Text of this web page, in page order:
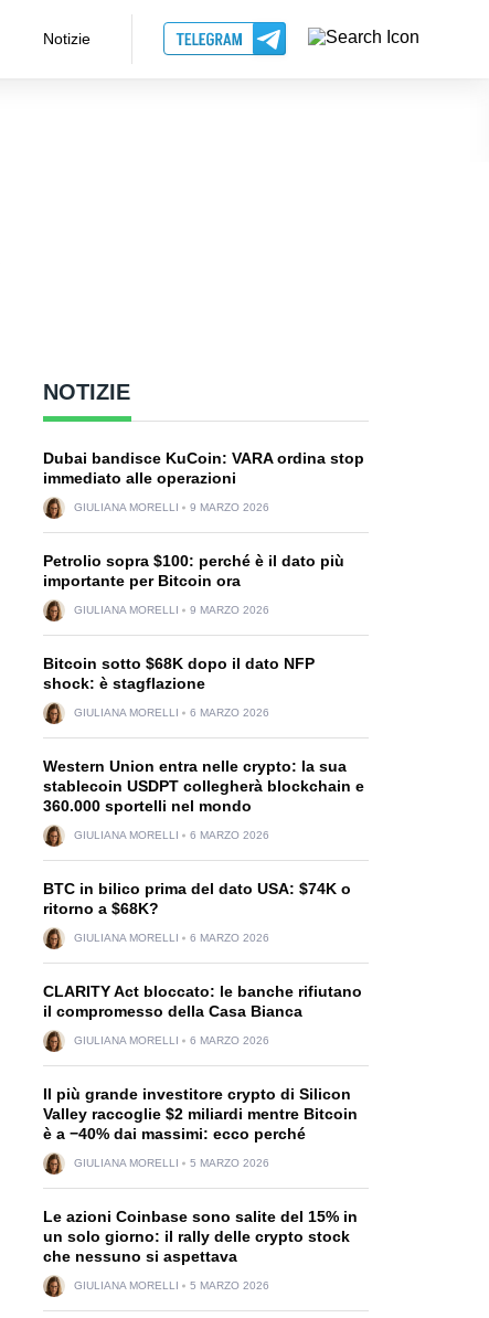
Notizie
NOTIZIE
Dubai bandisce KuCoin: VARA ordina stop
immediato alle operazioni
GIULIANA MORELLI 9 MARZO 2026
Petrolio sopra $100: perché è il dato più
importante per Bitcoin ora
GIULIANA MORELLI 9 MARZO 2026
Bitcoin sotto $68K dopo il dato NFP
shock: è stagflazione
GIULIANA MORELLI 6 MARZO 2026
Western Union entra nelle crypto: la sua
stablecoin USDPT collegherà blockchain e
360.000 sportelli nel mondo
GIULIANA MORELLI 6 MARZO 2026
BTC in bilico prima del dato USA: $74K o
ritorno a $68K?
GIULIANA MORELLI 6 MARZO 2026
CLARITY Act bloccato: le banche rifiutano
il compromesso della Casa Bianca
GIULIANA MORELLI 6 MARZO 2026
Il più grande investitore crypto di Silicon
Valley raccoglie $2 miliardi mentre Bitcoin
è a −40% dai massimi: ecco perché
GIULIANA MORELLI 5 MARZO 2026
Le azioni Coinbase sono salite del 15% in
un solo giorno: il rally delle crypto stock
che nessuno si aspettava
GIULIANA MORELLI 5 MARZO 2026